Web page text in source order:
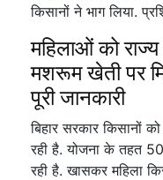
किसानों ने भाग लिया.
महिलाओं को
मशरूम खेती पर
पूरी जानकारी
बिहार सरकार किसानों
रही है. योजना के तहत
रही है. खासकर महिला